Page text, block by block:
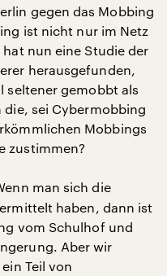
gegen das Mobbing
ist nicht nur im Netz
nun eine Studie der
herausgefunden,
seltener gemobbt als
die, sei Cybermobbing
Mobbings
zustimmen?
man sich die
haben, dann ist
vom Schulhof und
Aber wir
Teil von